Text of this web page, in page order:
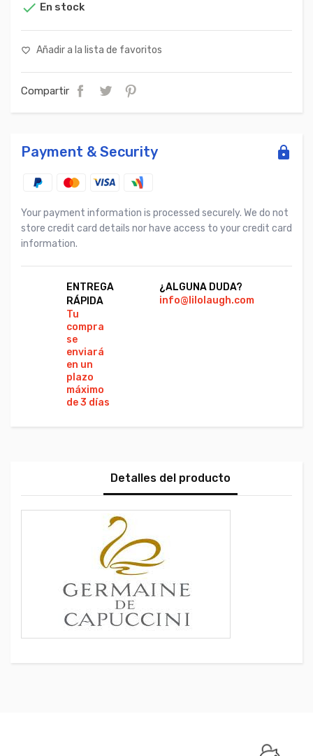
 En stock
favorite_border Añadir a la lista de favoritos
Compartir
Payment & Security
Your payment information is processed securely. We do not
store credit card details nor have access to your credit card
information.
ENTREGA
RÁPIDA
Tu
compra
se
enviará
en un
plazo
máximo
de 3 días
¿ALGUNA DUDA?
info@lilolaugh.com
Detalles del producto